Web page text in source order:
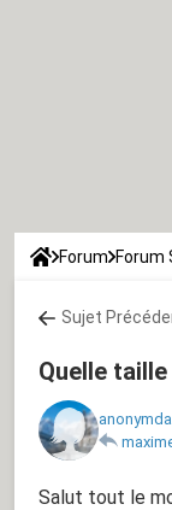
Forum Forum
Sujet
Quelle
Salut tout le